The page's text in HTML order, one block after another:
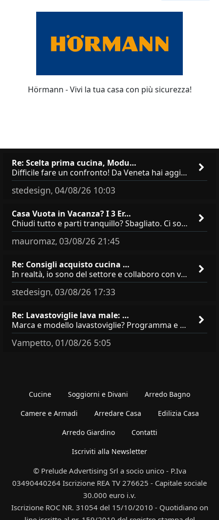
Hörmann - Vivi la tua casa con più sicurezza!
Re: Scelta prima cucina, Modu…
Difficile fare un confronto! Da Veneta hai aggiunto i pensili a tutta altezza e una colonna dispensa da 30, che da soli
stedesign, 04/08/26 10:03
Casa Vuota in Vacanza? I 3 Er…
Chiudi tutto e parti tranquillo? Sbagliato. Ci sono 3 comportamenti che dicono ai ladri &quot;sono via per due settimane
mauromaz, 03/08/26 21:45
Re: Consigli acquisto cucina …
In realtà, io sono del settore e collaboro con vari negozi, ti possono dire che sono tutti brand abbastanza simili come
stedesign, 03/08/26 17:33
Re: Lavastoviglie lava male: …
Marca e modello lavastoviglie? Programma e Deterisvo utilizzato ? Decalcificatore è regolato in in base alla durezza
Vampetto, 01/08/26 5:05
Cucine Soggiorni e Divani Arredo Bagno
Camere e Armadi Arredare Casa Edilizia Casa
Arredo Giardino Contatti
Iscriviti alla Newsletter
© Prelude Advertising Srl a socio unico - P.Iva
03490440264 Iscrizione REA TV 276625 - Capitale sociale
30.000 euro i.v.
Iscrizione ROC NR. 31054 del 15/10/2010 - Quotidiano on